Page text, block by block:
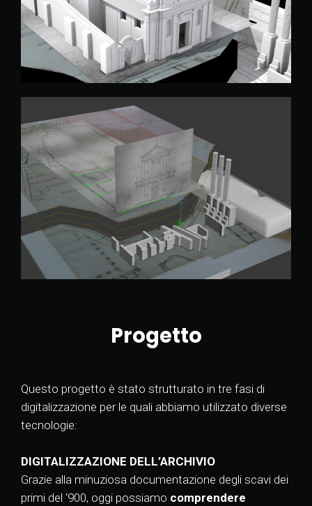
Progetto
Questo progetto è stato strutturato in tre fasi di
digitalizzazione per le quali abbiamo utilizzato diverse
tecnologie:
DIGITALIZZAZIONE DELL’ARCHIVIO
Grazie alla minuziosa documentazione degli scavi dei
primi del ‘900, oggi possiamo comprendere